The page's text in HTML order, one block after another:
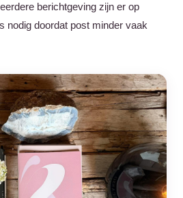
berichtgeving zijn er op
nodig doordat post minder vaak